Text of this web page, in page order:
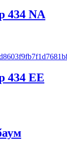
434 NA
434 EE